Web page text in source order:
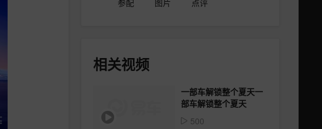
参配 图片 点评
相关视频
一部车解锁整个夏天一
部车解锁整个夏天
500